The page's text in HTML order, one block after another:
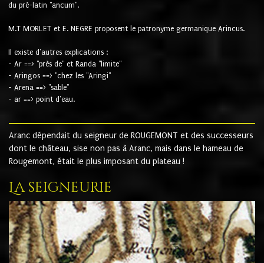
du pré-latin "ancum".
M.T MORLET et E. NEGRE proposent le patronyme germanique Arincus.
Il existe d'autres explications :
- Ar ==> "près de" et Randa "limite"
- Aringos ==> "chez les "Aringi"
- Arena ==> "sable"
- ar ==> point d'eau.
Aranc dépendait du seigneur de ROUGEMONT et des successeurs
dont le château, sise non pas à Aranc, mais dans le hameau de
Rougemont, était le plus imposant du plateau !
La seigneurie